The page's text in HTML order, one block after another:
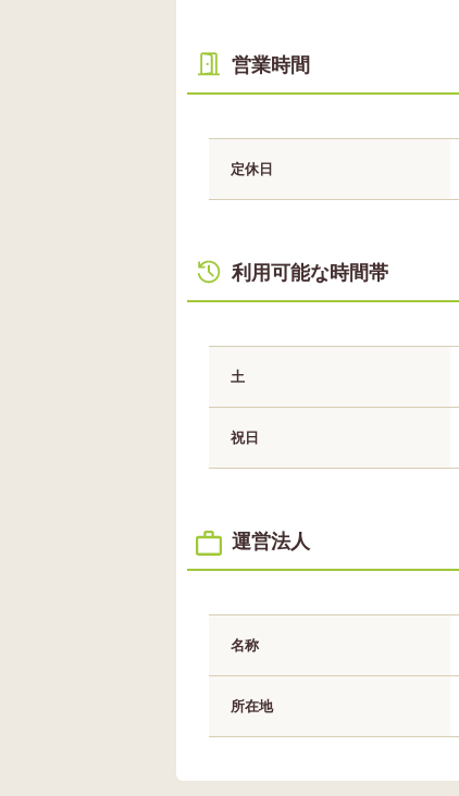
営業時間
定休日
利用可能な時間帯
土
祝日
運営法人
名称
所在地